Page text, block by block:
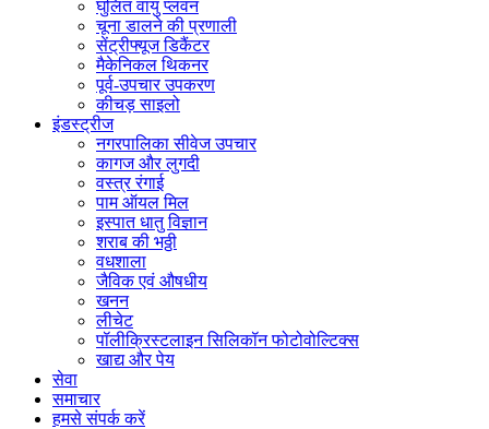
घुलित वायु प्लवन
चूना डालने की प्रणाली
सेंट्रीफ्यूज डिकैंटर
मैकेनिकल थिकनर
पूर्व-उपचार उपकरण
कीचड़ साइलो
इंडस्ट्रीज
नगरपालिका सीवेज उपचार
कागज और लुगदी
वस्त्र रंगाई
पाम ऑयल मिल
इस्पात धातु विज्ञान
शराब की भठ्ठी
वधशाला
जैविक एवं औषधीय
खनन
लीचेट
पॉलीक्रिस्टलाइन सिलिकॉन फोटोवोल्टिक्स
खाद्य और पेय
सेवा
समाचार
हमसे संपर्क करें